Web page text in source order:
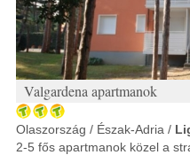
Valgardena apartmanok
Olaszország / Észak-Adria /
2-5 fős apartmanok közel a